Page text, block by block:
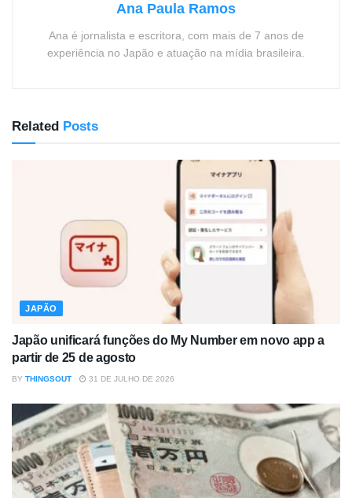
Ana Paula Ramos
Ana é jornalista e escritora, com mais de 7 anos de
experiência no Japão e atuação na mídia brasileira.
Related Posts
JAPÃO
Japão unificará funções do My Number em novo app a
partir de 25 de agosto
BY THINGSOUT 31 DE JULHO DE 2026